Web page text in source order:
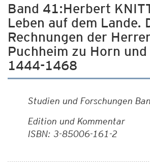
Band 41:Herbert
Leben auf dem Lande.
Rechnungen der
Puchheim zu Horn
1444-1468
Studien und Forschungen
Edition und Kommentar
ISBN: 3-85006-161-2